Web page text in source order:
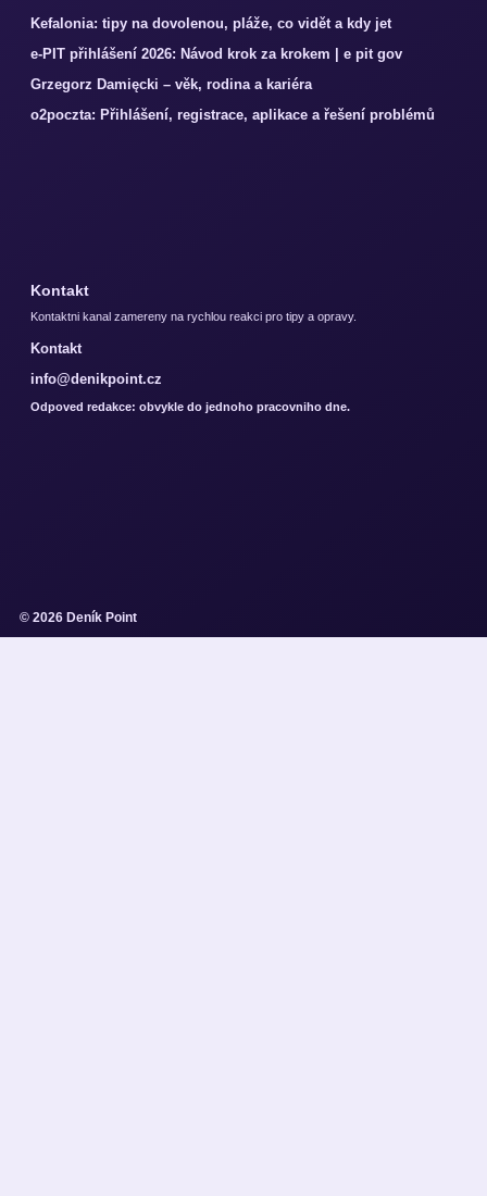
Kefalonia: tipy na dovolenou, pláže, co vidět a kdy jet
e-PIT přihlášení 2026: Návod krok za krokem | e pit gov
Grzegorz Damięcki – věk, rodina a kariéra
o2poczta: Přihlášení, registrace, aplikace a řešení problémů
Kontakt
Kontaktni kanal zamereny na rychlou reakci pro tipy a opravy.
Kontakt
info@denikpoint.cz
Odpoved redakce: obvykle do jednoho pracovniho dne.
© 2026 Deník Point